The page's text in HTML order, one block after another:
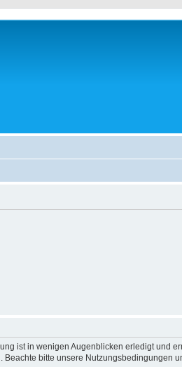
ist in wenigen Augenblicken erledigt und
bitte unsere Nutzungsbedingungen